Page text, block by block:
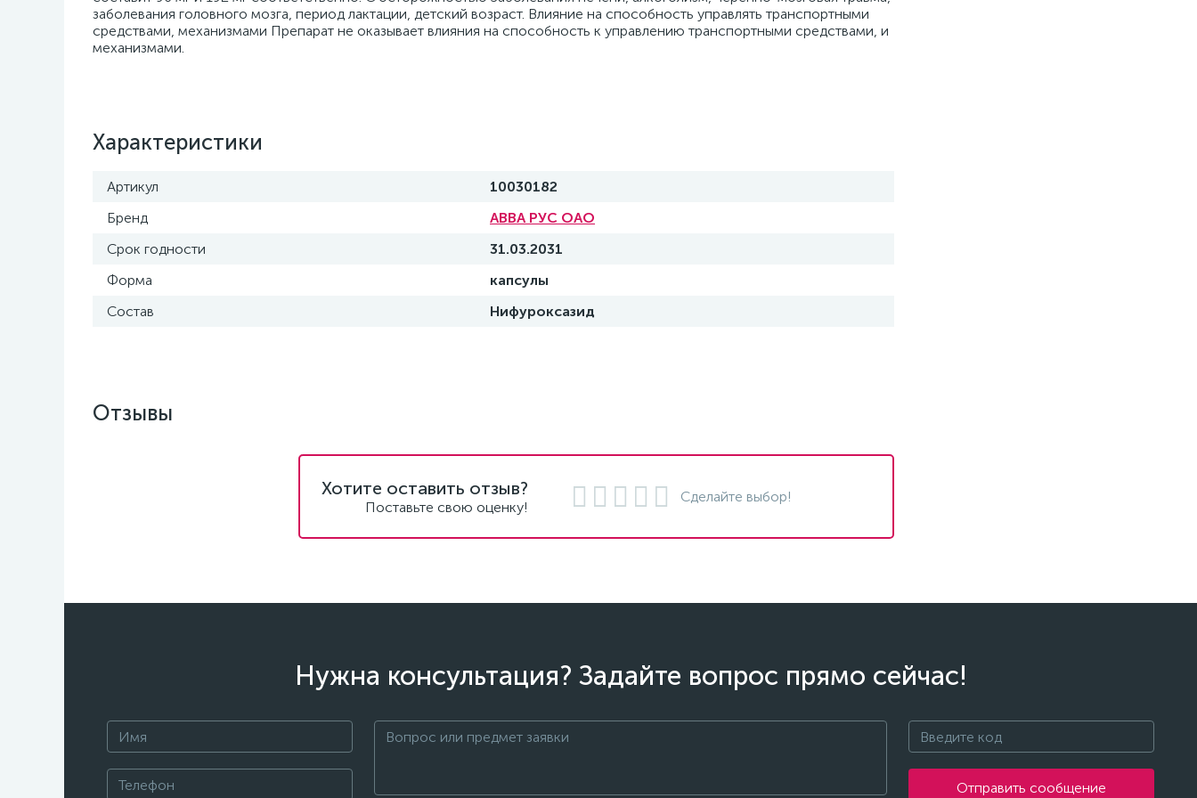
заболевания головного мозга, период лактации, детский возраст. Влияние на способность управлять транспортными
средствами, механизмами Препарат не оказывает влияния на способность к управлению транспортными средствами, и
механизмами.
Характеристики
Артикул
10030182
Бренд
АВВА РУС ОАО
Срок годности
31.03.2031
Форма
капсулы
Состав
Нифуроксазид
Отзывы
Хотите оставить отзыв?
Поставьте свою оценку!
Сделайте выбор!
Нужна консультация? Задайте вопрос прямо сейчас!
Отправить сообщение